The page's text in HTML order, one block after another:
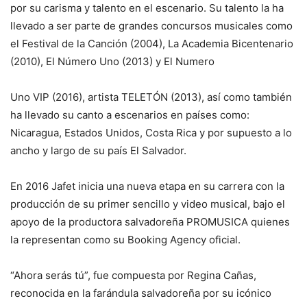
por su carisma y talento en el escenario. Su talento la ha
llevado a ser parte de grandes concursos musicales como
el Festival de la Canción (2004), La Academia Bicentenario
(2010), El Número Uno (2013) y El Numero
Uno VIP (2016), artista TELETÓN (2013), así como también
ha llevado su canto a escenarios en países como:
Nicaragua, Estados Unidos, Costa Rica y por supuesto a lo
ancho y largo de su país El Salvador.
En 2016 Jafet inicia una nueva etapa en su carrera con la
producción de su primer sencillo y video musical, bajo el
apoyo de la productora salvadoreña PROMUSICA quienes
la representan como su Booking Agency oficial.
“Ahora serás tú”, fue compuesta por Regina Cañas,
reconocida en la farándula salvadoreña por su icónico